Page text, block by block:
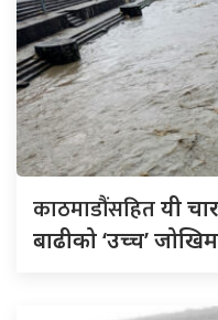
काठमाडौंसहितयी
बाढीको ‘उच्च’